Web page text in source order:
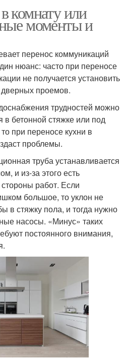
комнату или
моменты и
перенос коммуникаций
нюанс: часто при переносе
не получается установить
дверных проемов.
трудностей можно
в бетонной стяжке или под
при переносе кухни в
проблемы.
труба устанавливается
и из-за этого есть
работ. Если
большое, то уклон не
в стяжку пола, и тогда нужно
насосы. «Минус» таких
постоянного внимания,